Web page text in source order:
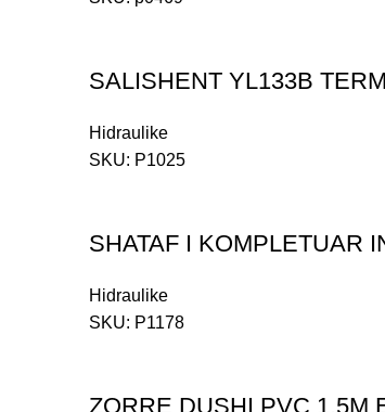
SALISHENT YL133B
Hidraulike
SKU: P1025
SHATAF I KOMPLETUAR
Hidraulike
SKU: P1178
ZORRE DUSHI PVC 1.5M